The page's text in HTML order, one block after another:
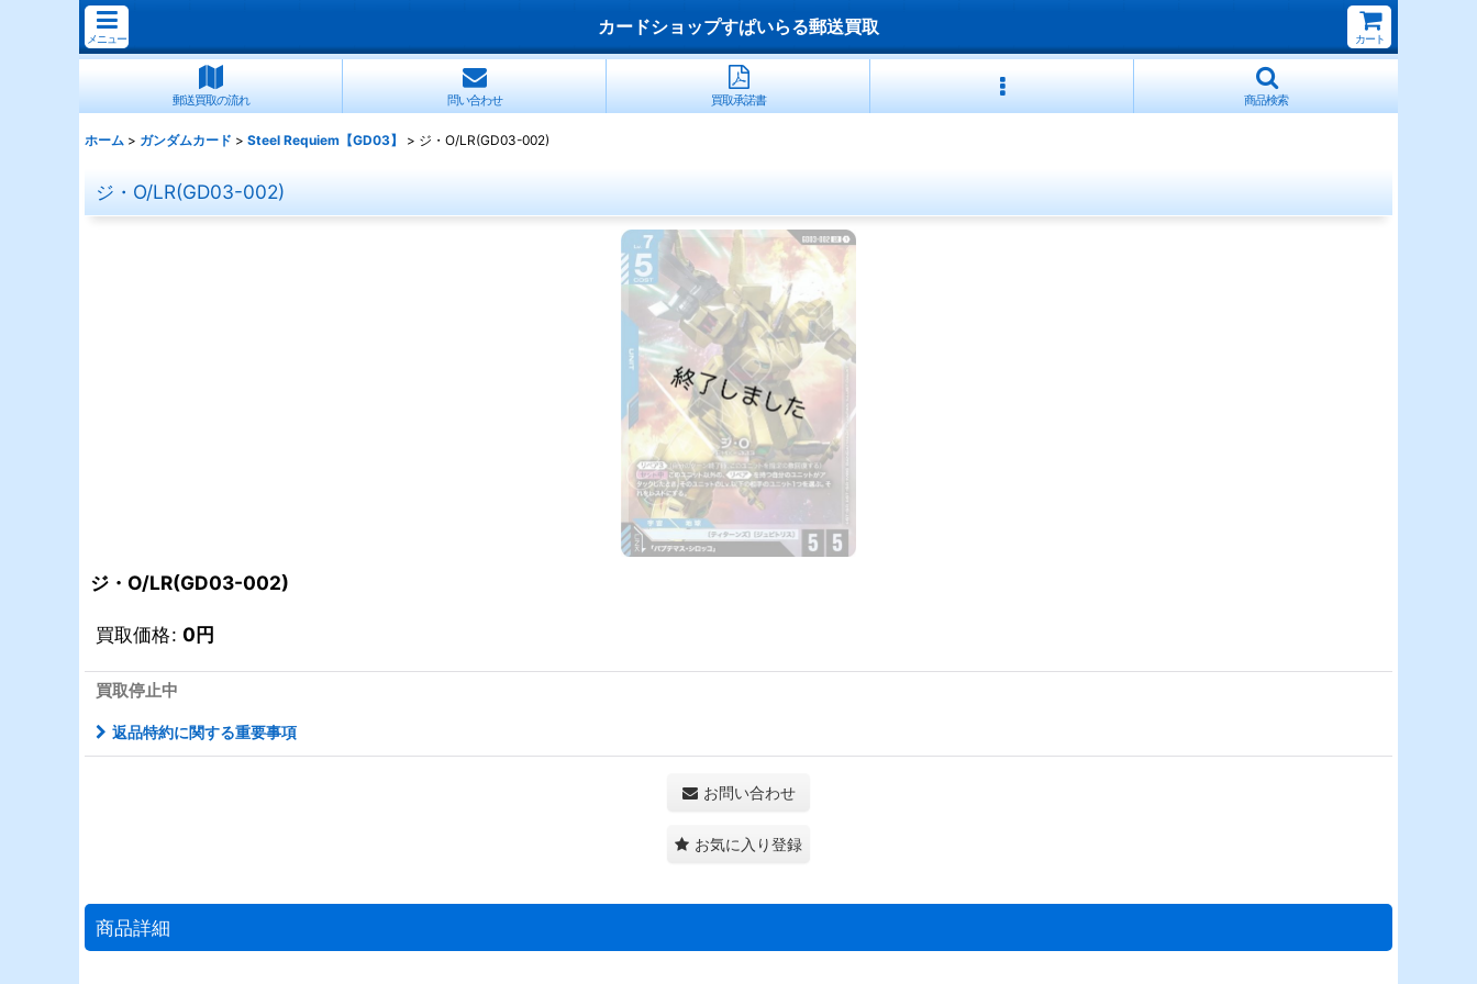
メニュー
カードショップすぱいらる郵送買取
カート
郵送買取の流れ 問い合わせ 買取承諾書 商品検索
ホーム > ガンダムカード > Steel Requiem【GD03】 > ジ・O/LR(GD03-002)
ジ・O/LR(GD03-002)
ジ・O/LR(GD03-002)
買取価格: 0円
買取停止中
返品特約に関する重要事項
お問い合わせ
お気に入り登録
商品詳細